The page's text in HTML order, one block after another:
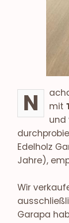
N
mit
und
Edelholz
Jahre),
Wir
Garapa